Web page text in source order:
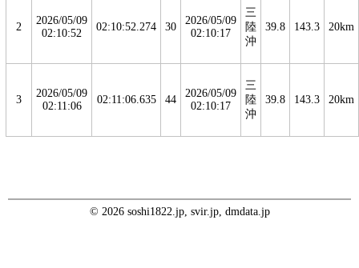
2
2026/05/09
02:10:52
02:10:52.274 30
2026/05/09
02:10:17
三
陸
沖
39.8 143.3 20km
3
2026/05/09
02:11:06
02:11:06.635 44
2026/05/09
02:10:17
三
陸
沖
39.8 143.3 20km
© 2026 soshi1822.jp, svir.jp, dmdata.jp